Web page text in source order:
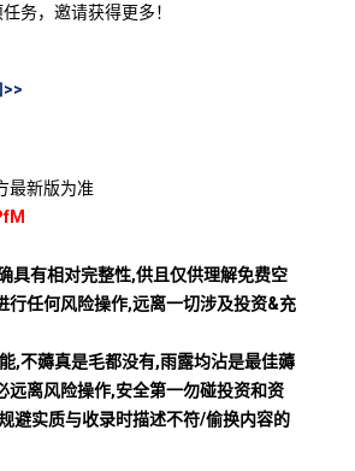
务，邀请获得更多！
最新版为准
具有相对完整性,供且仅供理解免费空
行任何风险操作,远离一切涉及投资&充
,不薅真是毛都没有,雨露均沾是最佳薅
远离风险操作,安全第一勿碰投资和资
避实质与收录时描述不符/偷换内容的